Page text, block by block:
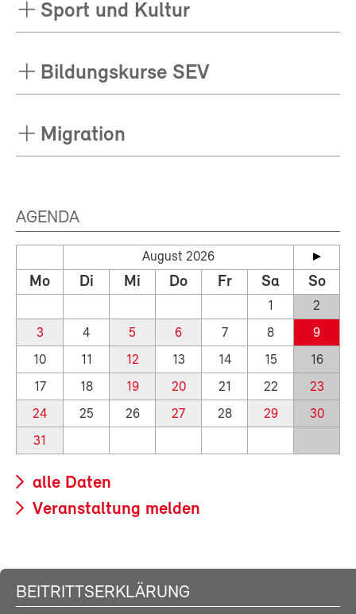
Sport und Kultur
Bildungskurse SEV
Migration
AGENDA
August 2026
Mo Di Mi Do Fr Sa So
1
2
3
4 5 6 7 8
9
10
11 12 13 14 15
16
17
18 19 20 21 22
23
24
25 26 27 28 29
30
31
alle Daten
Veranstaltung melden
BEITRITTSERKLÄRUNG